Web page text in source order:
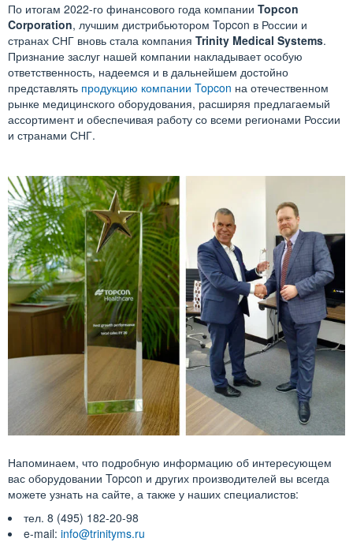
По итогам 2022-го финансового года компании Topcon
Corporation, лучшим дистрибьютором Topcon в России и
странах СНГ вновь стала компания Trinity Medical Systems.
Признание заслуг нашей компании накладывает особую
ответственность, надеемся и в дальнейшем достойно
представлять продукцию компании Topcon на отечественном
рынке медицинского оборудования, расширяя предлагаемый
ассортимент и обеспечивая работу со всеми регионами России
и странами СНГ.
Напоминаем, что подробную информацию об интересующем
вас оборудовании Topcon и других производителей вы всегда
можете узнать на сайте, а также у наших специалистов:
тел. 8 (495) 182-20-98
e-mail: info@trinityms.ru